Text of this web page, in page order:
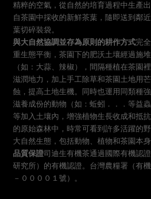
精粹的空氣，從自然的培育過程中生產
自茶園中採收的新鮮茶葉，隨即送到鄰
葉切碎裝袋。
與大自然協調並存為原則的耕作方式完
重生態平衡，茶園下的肥沃土壤經過施
（如：大蒜、辣椒），間隔種植在茶園
滋潤地力，加上手工除草和茶園土地用
蝕，提高土地生機。
同時也運用同類種
滋養成份的動物（如：蚯蚓．．．等益
等加入土壤內，增強植物生長收成和抵
的原始森林中，時常可看到許多活躍的
大自然生態，包括動物、植物和茶園本
品質保證司迪生有機茶通過國際有機認證
研究所）的有機認證。 台灣農糧署（有
－００００１號）。